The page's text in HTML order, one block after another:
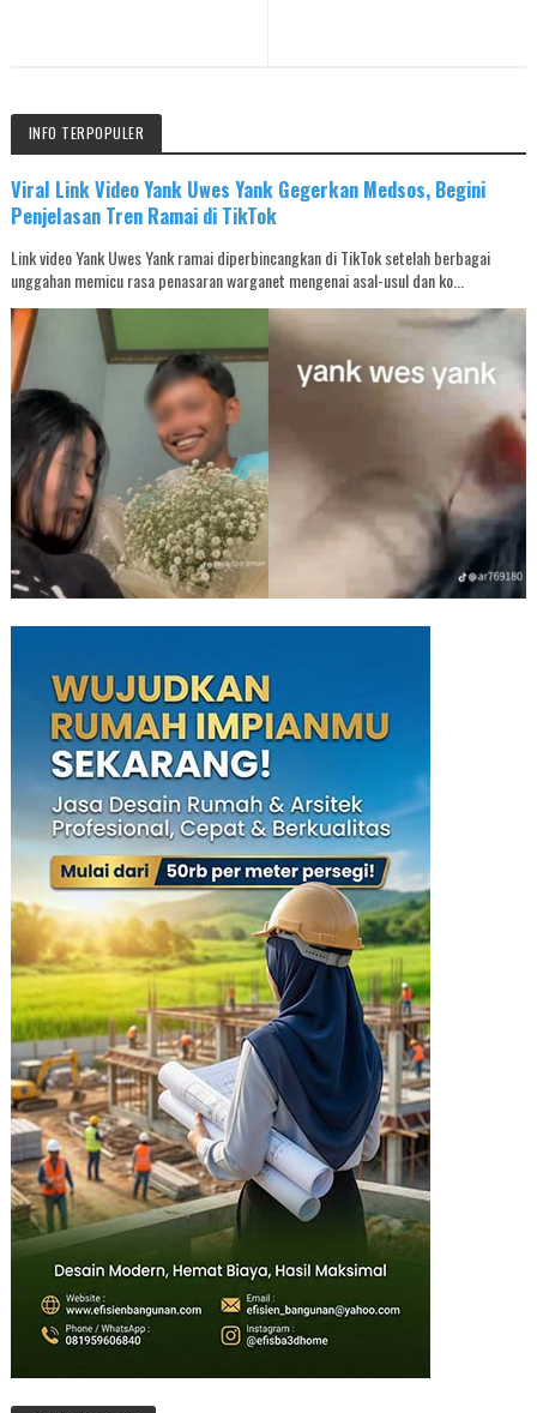
INFO TERPOPULER
Viral Link Video Yank Uwes Yank Gegerkan Medsos, Begini
Penjelasan Tren Ramai di TikTok
Link video Yank Uwes Yank ramai diperbincangkan di TikTok setelah berbagai
unggahan memicu rasa penasaran warganet mengenai asal-usul dan ko...